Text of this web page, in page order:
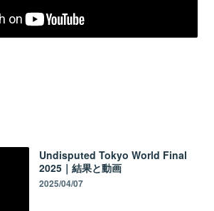
Undisputed Tokyo World Final
2025｜結果と動画
2025/04/07